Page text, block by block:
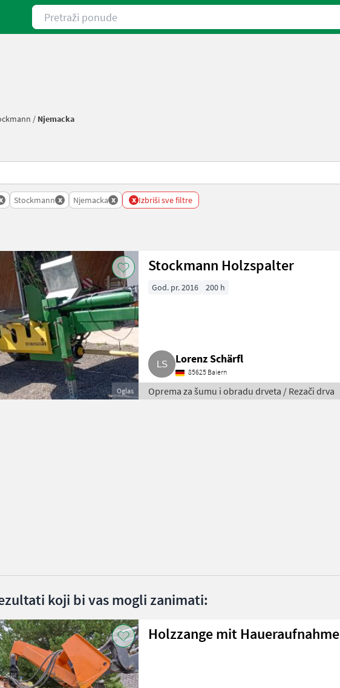
Pretraži ponude
/ Njemacka
Stockmann x Njemacka x x Izbriši sve filtre
Oglas
Stockmann Holzspalter
God. pr. 2016 200 h
Lorenz Schärfl
85625 Baiern
Oprema za šumu i obradu drveta / Rezači drva
koji bi vas mogli zanimati:
Holzzange mit Haueraufnahme